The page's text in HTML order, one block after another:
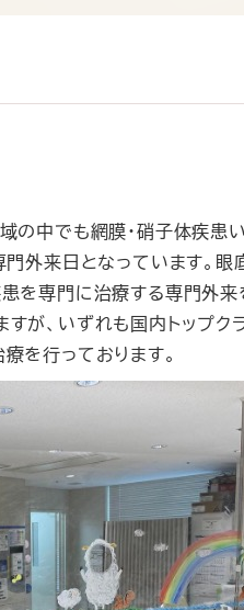
の中でも網膜・硝子体疾
門外来日となっています。
を専門に治療する専門外
が、いずれも国内トップク
を行っております。